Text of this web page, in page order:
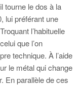
tourne le dos à la
lui préférant une
l’habituelle
que l’on
technique. À l’aide
le métal qui change
En parallèle de ces